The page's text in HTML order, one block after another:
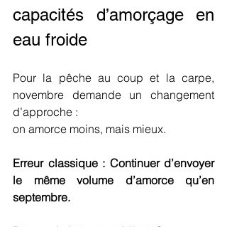
capacités d’amorçage en
eau froide
Pour la pêche au coup et la carpe,
novembre demande un changement
d’approche :
on amorce moins, mais mieux.
Erreur classique : Continuer d’envoyer
le même volume d’amorce qu’en
septembre.